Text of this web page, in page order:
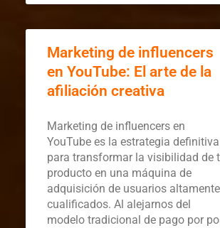
Marketing de influencers
en YouTube: El arte de la
afiliación creativa
Marketing de influencers en
YouTube es la estrategia definitiva
para transformar la visibilidad de
producto en una máquina de
adquisición de usuarios altamente
cualificados. Al alejarnos del
modelo tradicional de pago por